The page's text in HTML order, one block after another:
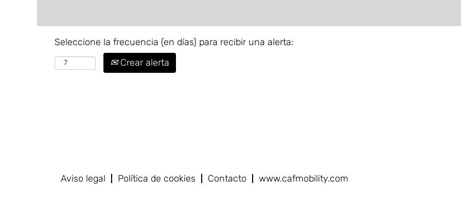
Seleccione la frecuencia (en días) para recibir una alerta:
Crear alerta
Aviso legal Política de cookies Contacto www.cafmobility.com